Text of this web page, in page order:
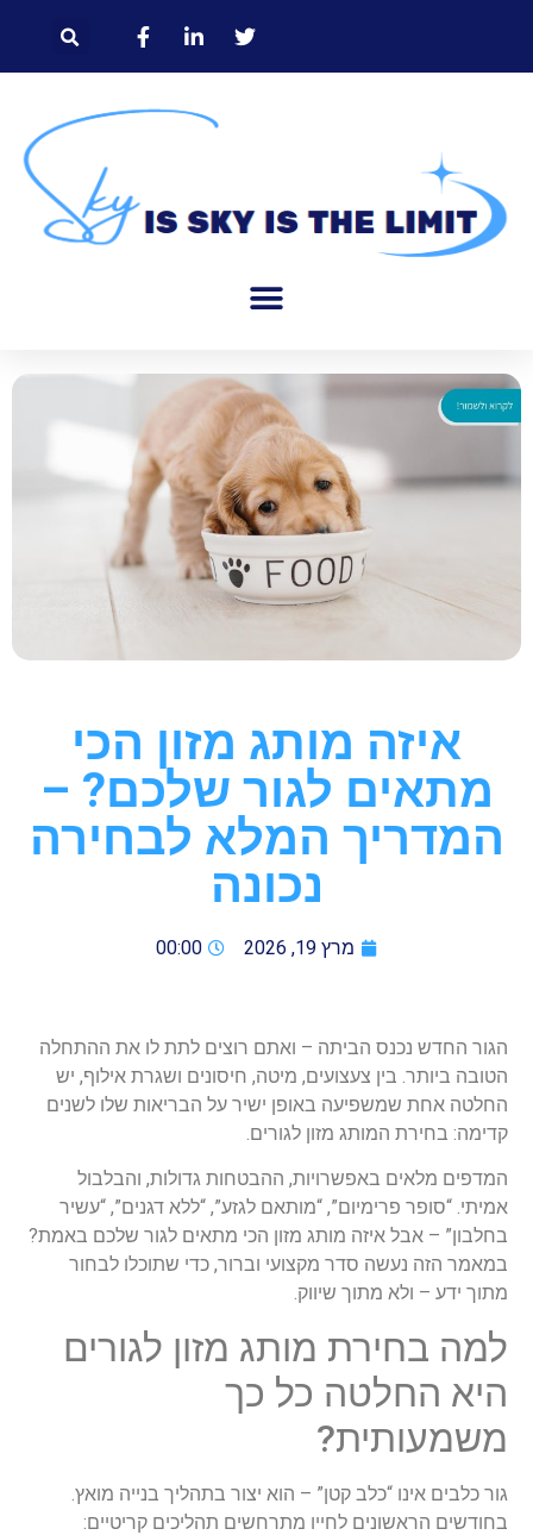
איזה מותג מזון הכי
מתאים לגור שלכם? –
המדריך המלא לבחירה
נכונה
מרץ 19, 2026 00:00
הגור החדש נכנס הביתה – ואתם רוצים לתת לו את ההתחלה
הטובה ביותר. בין צעצועים, מיטה, חיסונים ושגרת אילוף, יש
החלטה אחת שמשפיעה באופן ישיר על הבריאות שלו לשנים
קדימה: בחירת המותג מזון לגורים.
המדפים מלאים באפשרויות, ההבטחות גדולות, והבלבול
אמיתי. “סופר פרימיום”, “מותאם לגזע”, “ללא דגנים”, “עשיר
בחלבון” – אבל איזה מותג מזון הכי מתאים לגור שלכם באמת?
במאמר הזה נעשה סדר מקצועי וברור, כדי שתוכלו לבחור
מתוך ידע – ולא מתוך שיווק.
למה בחירת מותג מזון לגורים
היא החלטה כל כך
משמעותית?
גור כלבים אינו “כלב קטן” – הוא יצור בתהליך בנייה מואץ.
בחודשים הראשונים לחייו מתרחשים תהליכים קריטיים: